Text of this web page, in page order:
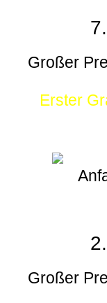
Großer
Erster
Großer